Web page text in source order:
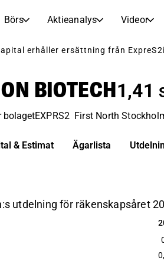
Börs Aktieanalys Videor
AKTIEMARKNADER
Morgonrapport
Börskalender
Kommande och tidigare utdelningar
AKTIEFORSKNING
Artiklar
Portfölj
Transkriptioner
Earnings Season
erhåller ersättning från
BIOTECH1,41
bolagetEXPRS2 First North
& Estimat Ägarlista
utdelning för räkenskapsåret